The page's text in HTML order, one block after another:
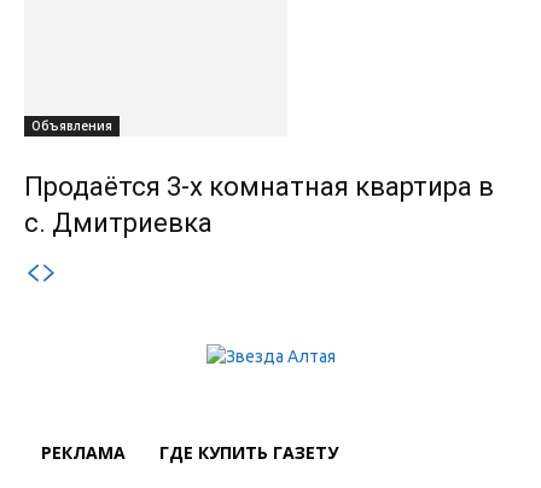
Объявления
Продаётся 3-х комнатная квартира в
с. Дмитриевка
РЕКЛАМА ГДЕ КУПИТЬ ГАЗЕТУ